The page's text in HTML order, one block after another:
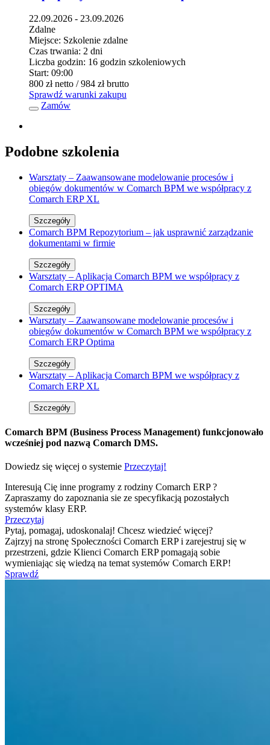
22.09.2026 - 23.09.2026
Zdalne
Miejsce: Szkolenie zdalne
Czas trwania: 2 dni
Liczba godzin: 16 godzin szkoleniowych
Start: 09:00
800 złnetto / 984 złbrutto
Sprawdź warunki zakupu
Zamów
Podobne szkolenia
Warsztaty – Zaawansowane modelowanie procesów i
obiegów dokumentów w Comarch BPM we współpracy z
Comarch ERP XL
Szczegóły
Comarch BPM Repozytorium – jak usprawnić zarządzanie
dokumentami w firmie
Szczegóły
Warsztaty – Aplikacja Comarch BPM we współpracy z
Comarch ERP OPTIMA
Szczegóły
Warsztaty – Zaawansowane modelowanie procesów i
obiegów dokumentów w Comarch BPM we współpracy z
Comarch ERP Optima
Szczegóły
Warsztaty – Aplikacja Comarch BPM we współpracy z
Comarch ERP XL
Szczegóły
Comarch BPM (Business Process Management) funkcjonowało
wcześniej pod nazwą Comarch DMS.
Dowiedz się więcej o systemie Przeczytaj!
Interesują Cię inne programy z rodziny Comarch ERP ?
Zapraszamy do zapoznania sie ze specyfikacją pozostałych
systemów klasy ERP.
Przeczytaj
Pytaj, pomagaj, udoskonalaj! Chcesz wiedzieć więcej?
Zajrzyj na stronę Społeczności Comarch ERP i zarejestruj się w
przestrzeni, gdzie Klienci Comarch ERP pomagają sobie
wymieniając się wiedzą na temat systemów Comarch ERP!
Sprawdź